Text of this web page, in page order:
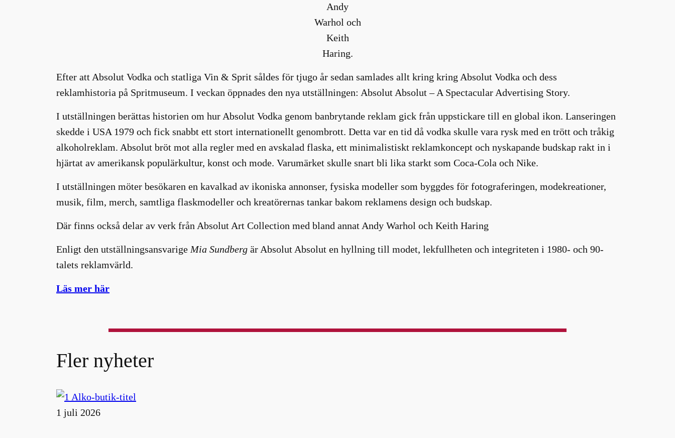
Andy
Warhol och
Keith
Haring.
Efter att Absolut Vodka och statliga Vin & Sprit såldes för tjugo år sedan samlades allt kring kring Absolut Vodka och dess
reklamhistoria på Spritmuseum. I veckan öppnades den nya utställningen: Absolut Absolut – A Spectacular Advertising Story.
I utställningen berättas historien om hur Absolut Vodka genom banbrytande reklam gick från uppstickare till en global ikon. Lanseringen
skedde i USA 1979 och fick snabbt ett stort internationellt genombrott. Detta var en tid då vodka skulle vara rysk med en trött och tråkig
alkoholreklam. Absolut bröt mot alla regler med en avskalad flaska, ett minimalistiskt reklamkoncept och nyskapande budskap rakt in i
hjärtat av amerikansk populärkultur, konst och mode. Varumärket skulle snart bli lika starkt som Coca-Cola och Nike.
I utställningen möter besökaren en kavalkad av ikoniska annonser, fysiska modeller som byggdes för fotograferingen, modekreationer,
musik, film, merch, samtliga flaskmodeller och kreatörernas tankar bakom reklamens design och budskap.
Där finns också delar av verk från Absolut Art Collection med bland annat Andy Warhol och Keith Haring
Enligt den utställningsansvarige Mia Sundberg är Absolut Absolut en hyllning till modet, lekfullheten och integriteten i 1980- och 90-
talets reklamvärld.
Läs mer här
Fler nyheter
1 juli 2026